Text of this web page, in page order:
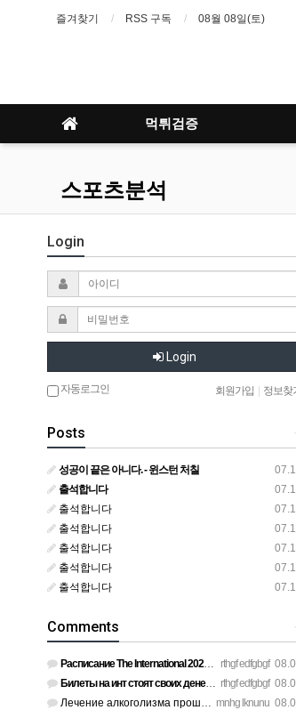
즐겨찾기 RSS 구독 08월 08일(토)
먹튀검증
스포츠분석
Login
Login
자동로그인 회원가입 정보찾
Posts
성공이 끝은 아니다. - 윈스턴 처칠
출석합니다
출석합니다
출석합니다
출석합니다
출석합니다
출석합니다
Comments
rthgf edfgbgf
Расписание The International 2026 просто топ, жду финал! htt…
rthgf edfgbgf
Билеты на инт стоят своих денег, атмосфера там просто непере…
mnhg lknunu
Лечение алкоголизма прошло успешно, физической тяги больше н…